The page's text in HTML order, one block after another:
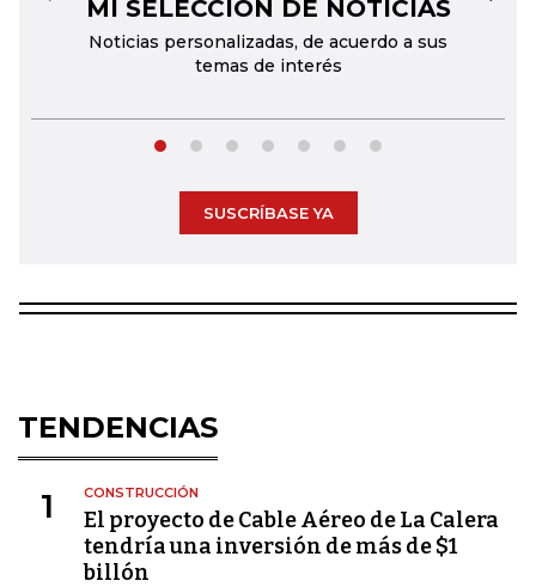
MI SELECCIÓN DE NOTICIAS
Noticias personalizadas, de acuerdo a sus
temas de interés
← →
SUSCRÍBASE YA
TENDENCIAS
1 CONSTRUCCIÓN
El proyecto de Cable Aéreo de La Calera
tendría una inversión de más de $1
billón